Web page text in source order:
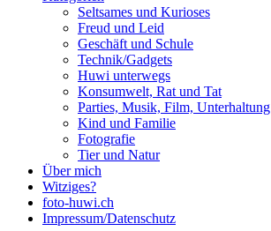
Seltsames und Kurioses
Freud und Leid
Geschäft und Schule
Technik/Gadgets
Huwi unterwegs
Konsumwelt, Rat und Tat
Parties, Musik, Film, Unterhaltung
Kind und Familie
Fotografie
Tier und Natur
Über mich
Witziges?
foto-huwi.ch
Impressum/Datenschutz